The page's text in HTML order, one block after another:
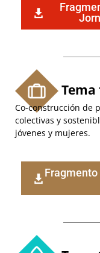
Tema
Co-construcción de
colectivas y
jóvenes y mujeres.
Fragmento